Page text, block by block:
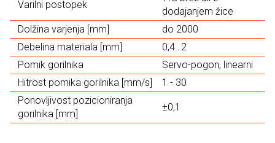
Varilni postopek
dodajanjem žice
Dolžina varjenja [mm]
do 2000
Debelina materiala [mm]
0,4…2​
Pomik gorilnika
Servo-pogon, linearni
Hitrost pomika gorilnika [mm/s]
1 - 30
Ponovljivost pozicioniranja
gorilnika [mm]
±0,1